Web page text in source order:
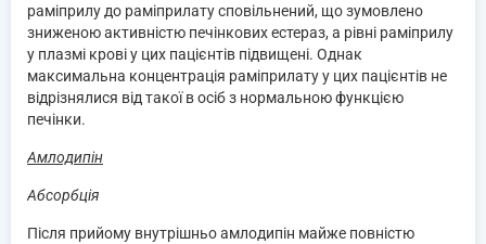
раміприлу до раміприлату сповільнений, що зумовлено
зниженою активністю печінкових естераз, а рівні раміприлу
у плазмі крові у цих пацієнтів підвищені. Однак
максимальна концентрація раміприлату у цих пацієнтів не
відрізнялися від такої в осіб з нормальною функцією
печінки.
Амлодипін
Абсорбція
Після прийому внутрішньо амлодипін майже повністю